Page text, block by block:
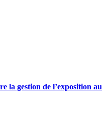
la gestion de l’exposition au